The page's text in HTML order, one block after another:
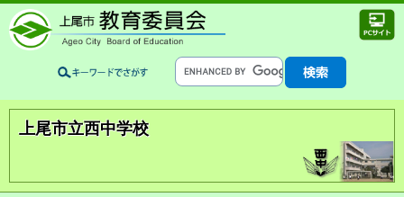
上尾市立西中学校